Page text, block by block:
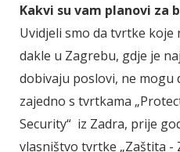
Kakvi su vam planovi za
Uvidjeli smo da tvrtke koje
dakle u Zagrebu, gdje je
dobivaju poslovi, ne mogu
zajedno s tvrtkama
Security“ iz Zadra, prije
vlasništvo tvrtke „Zaštita -